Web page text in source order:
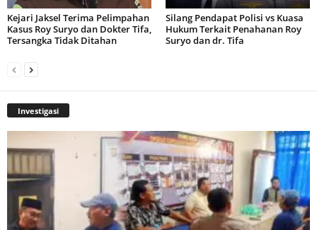
Kejari Jaksel Terima Pelimpahan
Kasus Roy Suryo dan Dokter Tifa,
Tersangka Tidak Ditahan
Silang Pendapat Polisi vs Kuasa
Hukum Terkait Penahanan Roy
Suryo dan dr. Tifa
Investigasi